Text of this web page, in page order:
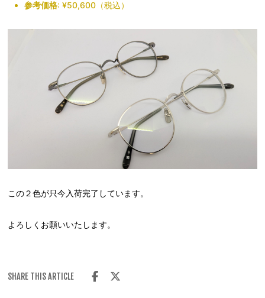
参考価格: ¥50,600（税込）
この２色が只今入荷完了しています。
よろしくお願いいたします。
SHARE THIS ARTICLE